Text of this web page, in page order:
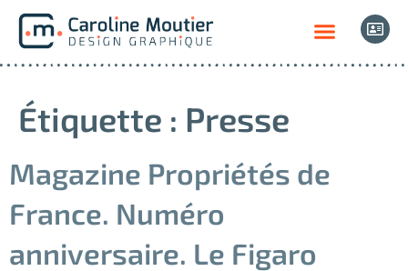
Étiquette : Presse
Magazine Propriétés de
France. Numéro
anniversaire. Le Figaro